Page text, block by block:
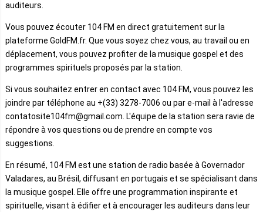
auditeurs.
Vous pouvez écouter 104 FM en direct gratuitement sur la
plateforme GoldFM.fr. Que vous soyez chez vous, au travail ou en
déplacement, vous pouvez profiter de la musique gospel et des
programmes spirituels proposés par la station.
Si vous souhaitez entrer en contact avec 104 FM, vous pouvez les
joindre par téléphone au +(33) 3278-7006 ou par e-mail à l'adresse
contatosite104fm@gmail.com. L'équipe de la station sera ravie de
répondre à vos questions ou de prendre en compte vos
suggestions.
En résumé, 104 FM est une station de radio basée à Governador
Valadares, au Brésil, diffusant en portugais et se spécialisant dans
la musique gospel. Elle offre une programmation inspirante et
spirituelle, visant à édifier et à encourager les auditeurs dans leur